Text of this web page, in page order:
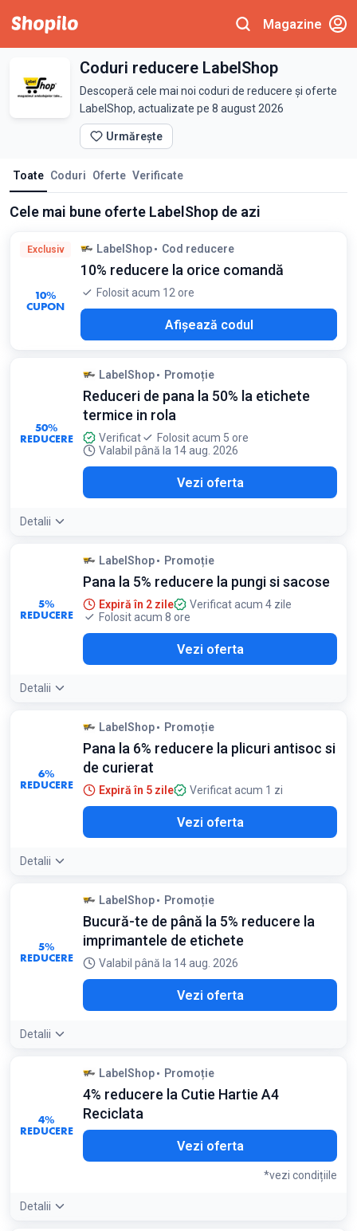
Magazine
Coduri reducere LabelShop
Descoperă cele mai noi coduri de reducere și oferte
LabelShop, actualizate pe 8 august 2026
Urmărește
Toate Coduri Oferte Verificate
Cele mai bune oferte LabelShop de azi
Exclusiv
10%
CUPON
LabelShop Cod reducere
10% reducere la orice comandă
Folosit acum 12 ore
Afișează codul
50%
REDUCERE
LabelShop Promoție
Reduceri de pana la 50% la etichete
termice in rola
Verificat
Folosit acum 5 ore
Valabil până la 14 aug. 2026
Vezi oferta
Detalii
5%
REDUCERE
LabelShop Promoție
Pana la 5% reducere la pungi si sacose
Expiră în 2 zile
Verificat acum 4 zile
Folosit acum 8 ore
Vezi oferta
Detalii
6%
REDUCERE
LabelShop Promoție
Pana la 6% reducere la plicuri antisoc si
de curierat
Expiră în 5 zile Verificat acum 1 zi
Vezi oferta
Detalii
5%
REDUCERE
LabelShop Promoție
Bucură-te de până la 5% reducere la
imprimantele de etichete
Valabil până la 14 aug. 2026
Vezi oferta
Detalii
4%
REDUCERE
LabelShop Promoție
4% reducere la Cutie Hartie A4
Reciclata
Vezi oferta
*vezi condițiile
Detalii